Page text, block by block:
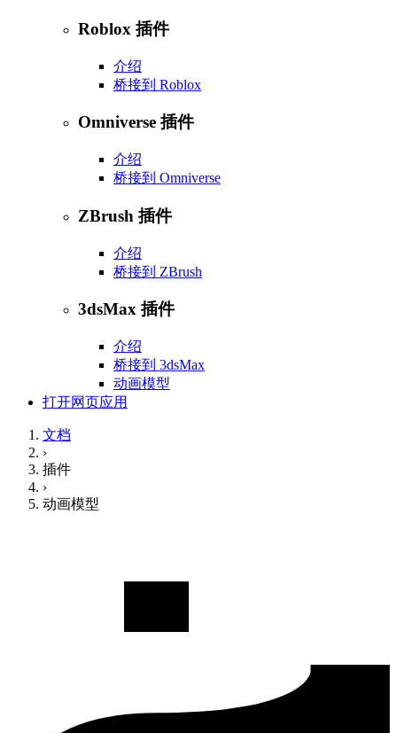
Roblox 插件
介绍
桥接到 Roblox
Omniverse 插件
介绍
桥接到 Omniverse
ZBrush 插件
介绍
桥接到 ZBrush
3dsMax 插件
介绍
桥接到 3dsMax
动画模型
打开网页应用
文档
›
插件
›
动画模型